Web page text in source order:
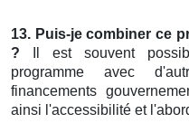
13. Puis-je combiner ce
? Il est souvent
programme avec
financements
ainsi l'accessibilité et